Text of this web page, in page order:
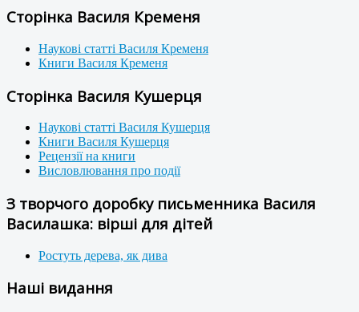
Сторінка Василя Кременя
Наукові статті Василя Кременя
Книги Василя Кременя
Сторінка Василя Кушерця
Наукові статті Василя Кушерця
Книги Василя Кушерця
Рецензії на книги
Висловлювання про події
З творчого доробку письменника Василя
Василашка: вірші для дітей
Ростуть дерева, як дива
Наші видання